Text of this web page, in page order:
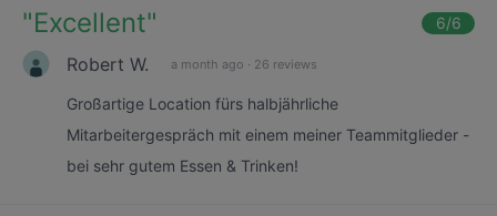
"Excellent" 6/6
Robert W. a month ago · 26 reviews
Großartige Location fürs halbjährliche
Mitarbeitergespräch mit einem meiner Teammitglieder -
bei sehr gutem Essen & Trinken!